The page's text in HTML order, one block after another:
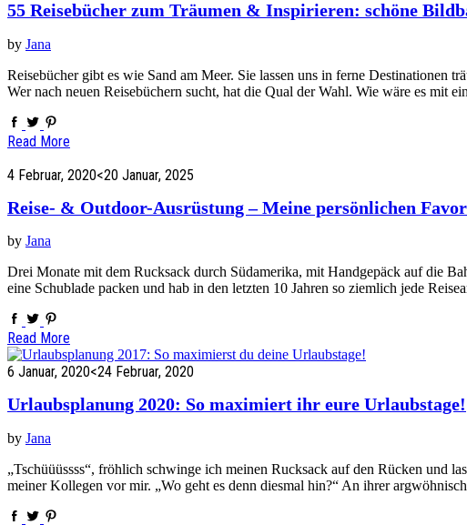
55 Reisebücher zum Träumen & Inspirieren: schöne
by Jana
Reisebücher gibt es wie Sand am Meer. Sie lassen uns in ferne Destinationen
Wer nach neuen Reisebüchern sucht, hat die Qual der Wahl. Wie wäre es mit
Read More
4 Februar, 2020<20 Januar, 2025
Reise- & Outdoor-Ausrüstung – Meine persönlichen
by Jana
Drei Monate mit dem Rucksack durch Südamerika, mit Handgepäck auf die
eine Schublade packen und hab in den letzten 10 Jahren so ziemlich jede
Read More
6 Januar, 2020<24 Februar, 2020
Urlaubsplanung 2020: So maximiert ihr eure Urlaubstage!
by Jana
„Tschüüüssss“, fröhlich schwinge ich meinen Rucksack auf den Rücken und
meiner Kollegen vor mir. „Wo geht es denn diesmal hin?“ An ihrer